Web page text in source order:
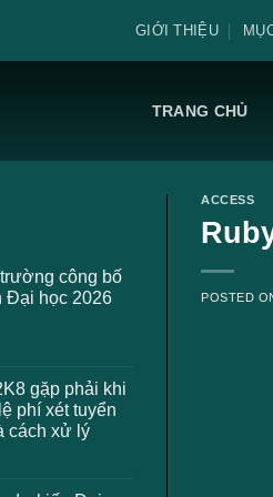
GIỚI THIỆU
TRANG CHỦ
công bố
Đại học 2026
gặp phải khi
phí xét tuyển
cách xử lý
ACCESS
POSTED